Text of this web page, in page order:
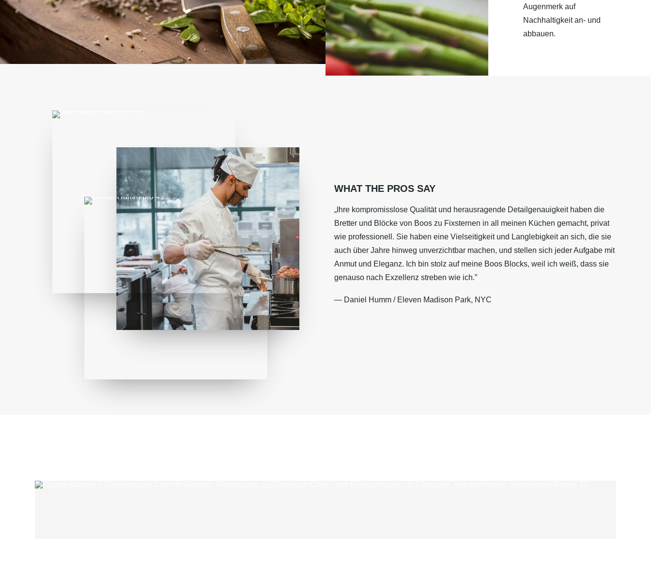
Augenmerk auf
Nachhaltigkeit an- und
abbauen.
WHAT THE PROS SAY
„Ihre kompromisslose Qualität und herausragende Detailgenauigkeit haben die
Bretter und Blöcke von Boos zu Fixsternen in all meinen Küchen gemacht, privat
wie professionell. Sie haben eine Vielseitigkeit und Langlebigkeit an sich, die sie
auch über Jahre hinweg unverzichtbar machen, und stellen sich jeder Aufgabe mit
Anmut und Eleganz. Ich bin stolz auf meine Boos Blocks, weil ich weiß, dass sie
genauso nach Exzellenz streben wie ich.”
— Daniel Humm / Eleven Madison Park, NYC